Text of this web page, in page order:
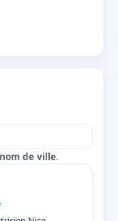
nom de ville.